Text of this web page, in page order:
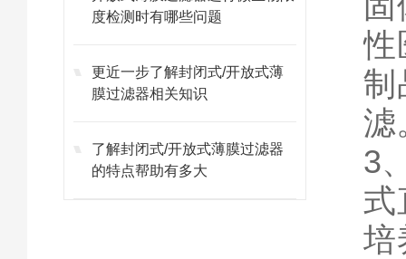
度检测时有哪些问题
更近一步了解封闭式/开放式薄
膜过滤器相关知识
了解封闭式/开放式薄膜过滤器
的特点帮助有多大
性
制
滤
3
式
培